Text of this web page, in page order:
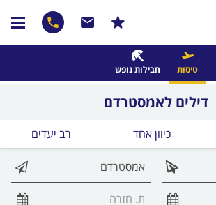
טיסות חבילות נופש
דילים לאמסטרדם
כיוון אחד רב יעדים